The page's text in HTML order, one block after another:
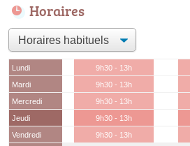
Horaires
Lundi 9h30 - 13h
Mardi
9h30 - 13h
Mercredi
9h30 - 13h
Jeudi
9h30 - 13h
Vendredi
9h30 - 13h